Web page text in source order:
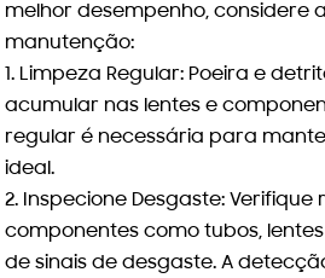
melhor desempenho, considere
manutenção:
Limpeza Regular: Poeira e
acumular nas lentes e
regular é necessária para
ideal.
Inspecione Desgaste: Verifique
componentes como tubos,
de sinais de desgaste. A